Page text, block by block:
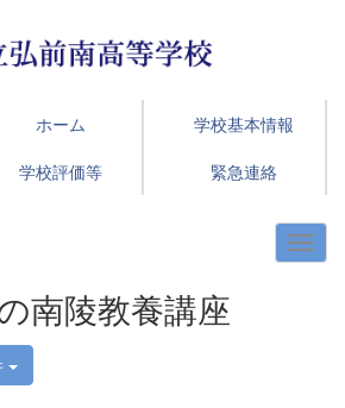
ホーム
学校基本情報
学校評価等
緊急連絡
南陵教養講座